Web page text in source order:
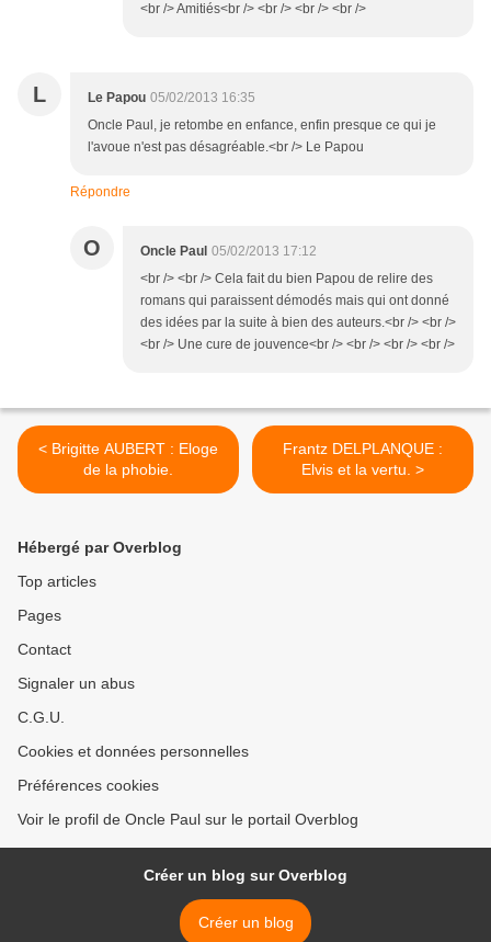
<br /> Amitiés<br /> <br /> <br /> <br />
L Le Papou 05/02/2013 16:35
Oncle Paul, je retombe en enfance, enfin presque ce qui je
l'avoue n'est pas désagréable.<br /> Le Papou
Répondre
O Oncle Paul 05/02/2013 17:12
<br /> <br /> Cela fait du bien Papou de relire des
romans qui paraissent démodés mais qui ont donné
des idées par la suite à bien des auteurs.<br /> <br />
<br /> Une cure de jouvence<br /> <br /> <br /> <br />
< Brigitte AUBERT : Eloge
de la phobie.
Frantz DELPLANQUE :
Elvis et la vertu. >
Hébergé par Overblog
Top articles
Pages
Contact
Signaler un abus
C.G.U.
Cookies et données personnelles
Préférences cookies
Voir le profil de Oncle Paul sur le portail Overblog
Créer un blog sur Overblog
Créer un blog